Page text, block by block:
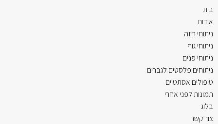
בית
אודות
ניתוחי חזה
ניתוחי גוף
ניתוחי פנים
ניתוחים פלסטים לגברים
טיפולים אסתטיים
תמונות לפני אחרי
בלוג
צור קשר